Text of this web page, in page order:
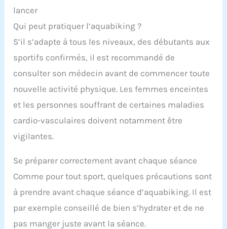
lancer
Qui peut pratiquer l’aquabiking ?
S’il s’adapte à tous les niveaux, des débutants aux
sportifs confirmés, il est recommandé de
consulter son médecin avant de commencer toute
nouvelle activité physique. Les femmes enceintes
et les personnes souffrant de certaines maladies
cardio-vasculaires doivent notamment être
vigilantes.
Se préparer correctement avant chaque séance
Comme pour tout sport, quelques précautions sont
à prendre avant chaque séance d’aquabiking. Il est
par exemple conseillé de bien s’hydrater et de ne
pas manger juste avant la séance.